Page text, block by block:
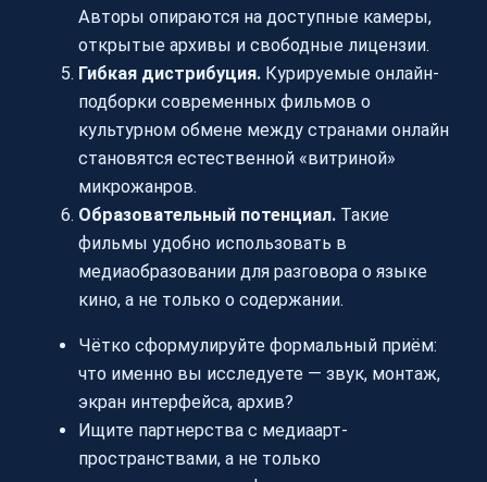
Авторы опираются на доступные камеры,
открытые архивы и свободные лицензии.
Гибкая дистрибуция. Курируемые онлайн-
подборки современных фильмов о
культурном обмене между странами онлайн
становятся естественной «витриной»
микрожанров.
Образовательный потенциал. Такие
фильмы удобно использовать в
медиаобразовании для разговора о языке
кино, а не только о содержании.
Чётко сформулируйте формальный приём:
что именно вы исследуете — звук, монтаж,
экран интерфейса, архив?
Ищите партнерства с медиаарт-
пространствами, а не только